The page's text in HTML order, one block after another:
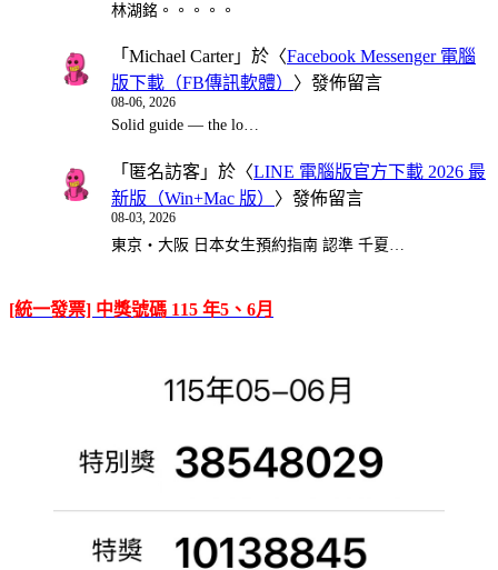
林湖銘。。。。。
「 Michael Carter」於〈Facebook Messenger 電腦
版下載（FB傳訊軟體） 〉發佈留言
08-06, 2026
Solid guide — the lo…
「 匿名訪客 」於〈LINE 電腦版官方下載 2026 最
新版（Win+Mac 版） 〉發佈留言
08-03, 2026
東京・大阪 日本女生預約指南 認準 千夏…
[統一發票] 中獎號碼 115 年5、6月